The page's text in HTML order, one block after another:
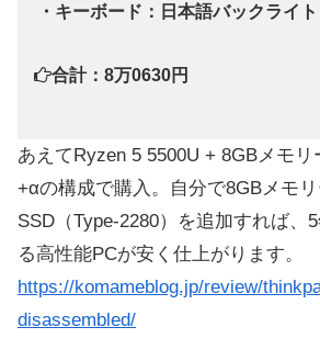
・キーボード：日本語バックライト
合計：8万0630円
あえてRyzen 5 5500U + 8GBメモリ
+αの構成で購入。自分で8GBメモ
SSD（Type-2280）を追加すれば、
る高性能PCが安く仕上がります。
https://komameblog.jp/review/
disassembled/